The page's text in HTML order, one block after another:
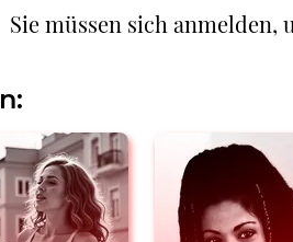
Sie müssen sich